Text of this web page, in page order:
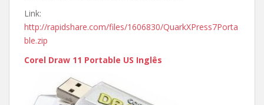
Link:
http://rapidshare.com/files/1606830/QuarkXPress7Porta
ble.zip
Corel Draw 11 Portable US Inglês